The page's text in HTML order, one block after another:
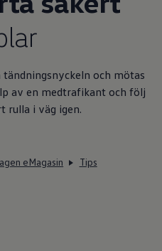
och mötas
av en medtrafikant och följ
rulla i väg igen.
eMagasin
Tips